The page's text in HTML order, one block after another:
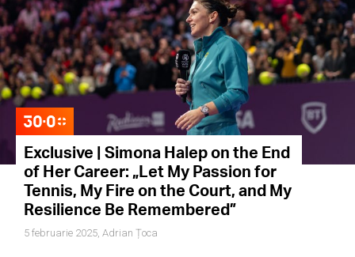
Exclusive | Simona Halep on the End
of Her Career: „Let My Passion for
Tennis, My Fire on the Court, and My
Resilience Be Remembered”
5 februarie 2025, Adrian Țoca